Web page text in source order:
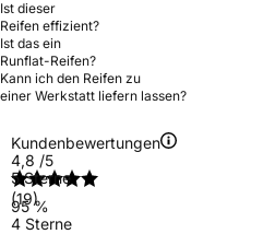
Ist dieser
Reifen effizient?
Ist das ein
Runflat-Reifen?
Kann ich den Reifen zu
einer Werkstatt liefern lassen?
Kundenbewertungen
4,8 /5
(19)
5 Sterne
95 %
4 Sterne